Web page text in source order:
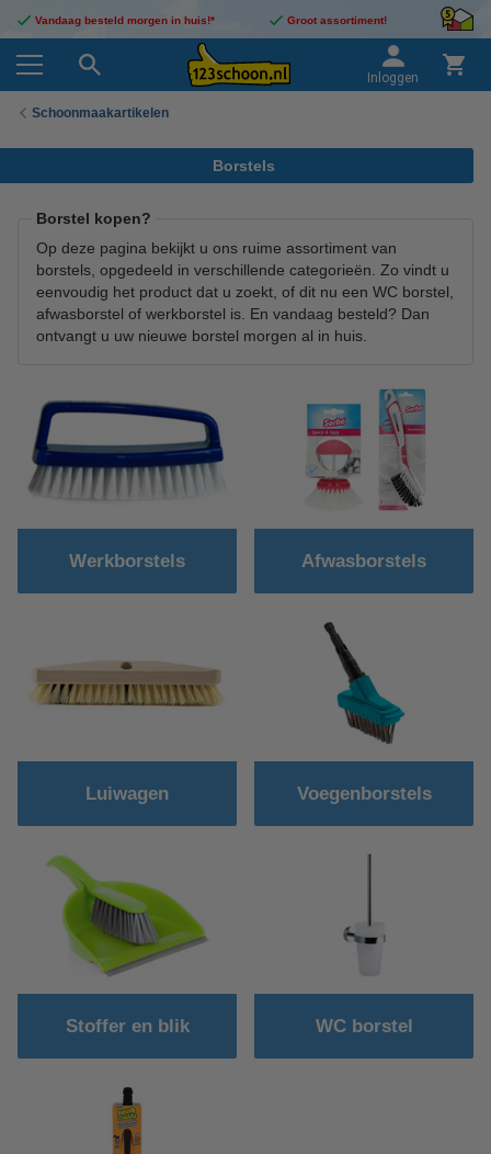
Vandaag besteld morgen in huis!* Groot assortiment!
Inloggen
Schoonmaakartikelen
Borstels
Borstel kopen?
Op deze pagina bekijkt u ons ruime assortiment van
borstels, opgedeeld in verschillende categorieën. Zo vindt u
eenvoudig het product dat u zoekt, of dit nu een WC borstel,
afwasborstel of werkborstel is. En vandaag besteld? Dan
ontvangt u uw nieuwe borstel morgen al in huis.
Werkborstels Afwasborstels
Luiwagen Voegenborstels
Stoffer en blik WC borstel